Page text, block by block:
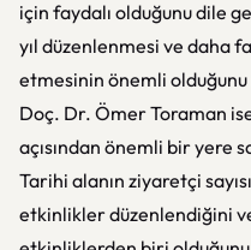
için faydalı olduğunu dile
yıl düzenlenmesi ve daha
etmesinin önemli
Doç. Dr. Ömer Toraman
açısından önemli bir yere
Tarihi alanın ziyaretçi
etkinlikler düzenlendiğini